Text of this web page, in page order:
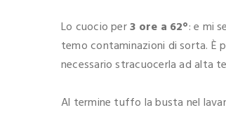
Lo cuocio per3 ore a 62°: e mi
temo contaminazioni di sorta. È
necessario stracuocerla ad alta
Al termine tuffo la busta nel